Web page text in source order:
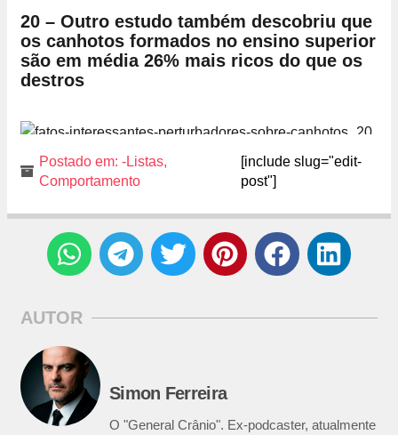
20 – Outro estudo também descobriu que
os canhotos formados no ensino superior
são em média 26% mais ricos do que os
destros
Postado em: -Listas,
Comportamento
[include slug="edit-
post"]
AUTOR
Simon Ferreira
O "General Crânio". Ex-podcaster, atualmente